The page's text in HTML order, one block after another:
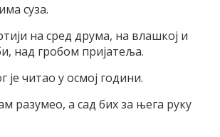
суза.
на сред друма, на влашкој и
над гробом пријатеља.
је читао у осмој години.
разумео, а сад бих за њега руку